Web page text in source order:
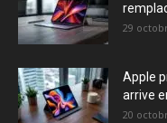
29
Apple
arrive
20